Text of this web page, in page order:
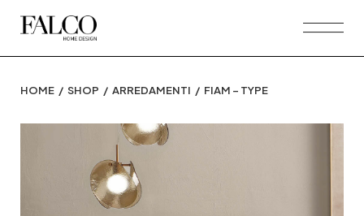
HOME SHOP ARREDAMENTI FIAM – TYPE